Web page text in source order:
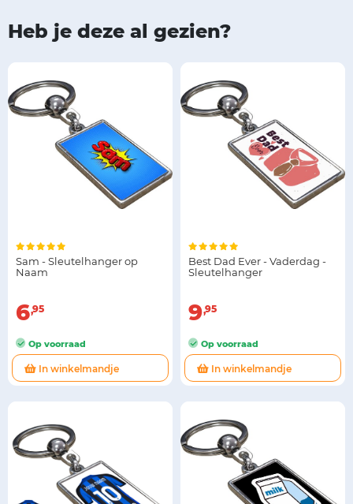
Heb je deze al gezien?
Sam - Sleutelhanger op
Naam
6 95
Op voorraad
In winkelmandje
Best Dad Ever - Vaderdag -
Sleutelhanger
9 95
Op voorraad
In winkelmandje